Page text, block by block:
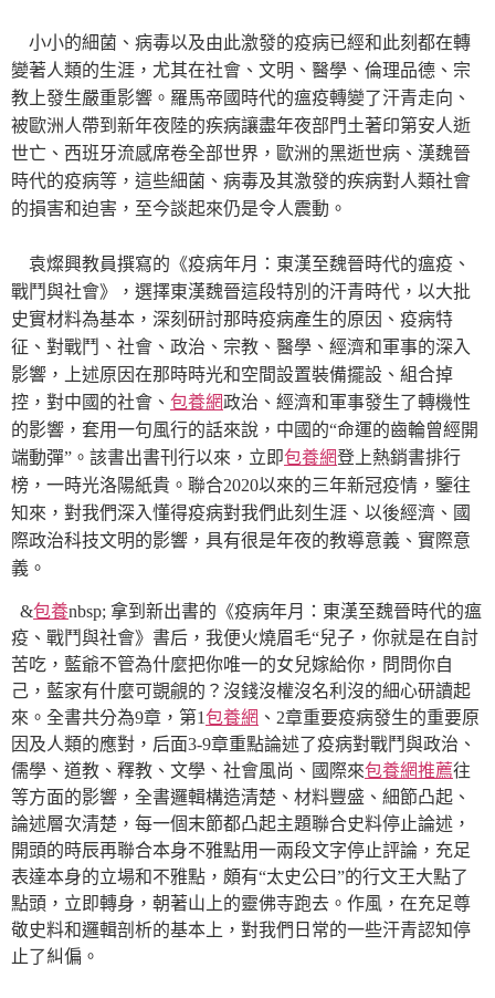
小小的細菌、病毒以及由此激發的疫病已經和此刻都在轉
變著人類的生涯，尤其在社會、文明、醫學、倫理品德、宗
教上發生嚴重影響。羅馬帝國時代的瘟疫轉變了汗青走向、
被歐洲人帶到新年夜陸的疾病讓盡年夜部門土著印第安人逝
世亡、西班牙流感席卷全部世界，歐洲的黑逝世病、漢魏晉
時代的疫病等，這些細菌、病毒及其激發的疾病對人類社會
的損害和迫害，至今談起來仍是令人震動。
袁燦興教員撰寫的《疫病年月：東漢至魏晉時代的瘟疫、
戰鬥與社會》，選擇東漢魏晉這段特別的汗青時代，以大批
史實材料為基本，深刻研討那時疫病產生的原因、疫病特
征、對戰鬥、社會、政治、宗教、醫學、經濟和軍事的深入
影響，上述原因在那時時光和空間設置裝備擺設、組合掉
控，對中國的社會、 包養網政治、經濟和軍事發生了轉機性
的影響，套用一句風行的話來說，中國的“命運的齒輪曾經開
端動彈”。該書出書刊行以來，立即包養網登上熱銷書排行
榜，一時光洛陽紙貴。聯合2020以來的三年新冠疫情，鑒往
知來，對我們深入懂得疫病對我們此刻生涯、以後經濟、國
際政治科技文明的影響，具有很是年夜的教導意義、實際意
義。
&包養nbsp; 拿到新出書的《疫病年月：東漢至魏晉時代的瘟
疫、戰鬥與社會》書后，我便火燒眉毛“兒子，你就是在自討
苦吃，藍爺不管為什麼把你唯一的女兒嫁給你，問問你自
己，藍家有什麼可覬覦的？沒錢沒權沒名利沒的細心研讀起
來。全書共分為9章，第1包養網 、2章重要疫病發生的重要原
因及人類的應對，后面3-9章重點論述了疫病對戰鬥與政治、
儒學、道教、釋教、文學、社會風尚、國際來包養網推薦往
等方面的影響，全書邏輯構造清楚、材料豐盛、細節凸起、
論述層次清楚，每一個末節都凸起主題聯合史料停止論述，
開頭的時辰再聯合本身不雅點用一兩段文字停止評論，充足
表達本身的立場和不雅點，頗有“太史公曰”的行文王大點了
點頭，立即轉身，朝著山上的靈佛寺跑去。作風，在充足尊
敬史料和邏輯剖析的基本上，對我們日常的一些汗青認知停
止了糾偏。